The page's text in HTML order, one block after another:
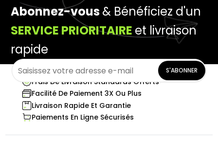
Abonnez-vous& Bénéficiez d'un
SERVICE PRIORITAIRE et livraison
rapide
S'ABONNER
Frais De Livraison Standards Offerts
Facilité De Paiement 3X Ou Plus
Livraison Rapide Et Garantie
Paiements En Ligne Sécurisés